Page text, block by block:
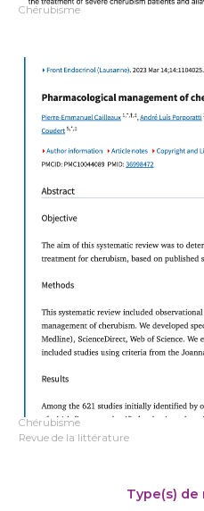
Chérubisme
Chérubisme
Revue de la littérature
Type(s)